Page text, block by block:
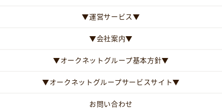
▼運営サービス▼
▼会社案内▼
▼オークネットグループ基本方針▼
▼オークネットグループサービスサイト▼
お問い合わせ